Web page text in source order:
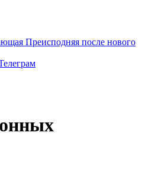
Преисподняя после нового